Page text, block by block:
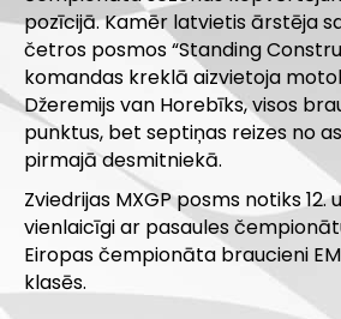
pozīcijā. Kamēr latvietis ārstēja
četros posmos “Standing
komandas kreklā aizvietoja
Džeremijs van Horebīks, visos
punktus, bet septiņas reizes no
pirmajā desmitniekā.
Zviedrijas MXGP posms notiks 12.
vienlaicīgi ar pasaules
Eiropas čempionāta braucieni
klasēs.